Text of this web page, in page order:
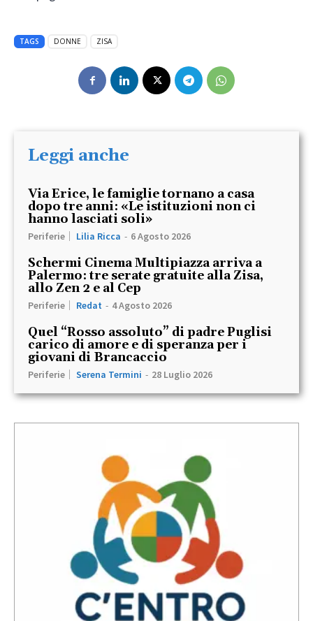
TAGS DONNE ZISA
Leggi anche
Via Erice, le famiglie tornano a casa
dopo tre anni: «Le istituzioni non ci
hanno lasciati soli»
Periferie Lilia Ricca - 6 Agosto 2026
Schermi Cinema Multipiazza arriva a
Palermo: tre serate gratuite alla Zisa,
allo Zen 2 e al Cep
Periferie Redat - 4 Agosto 2026
Quel “Rosso assoluto” di padre Puglisi
carico di amore e di speranza per i
giovani di Brancaccio
Periferie Serena Termini - 28 Luglio 2026